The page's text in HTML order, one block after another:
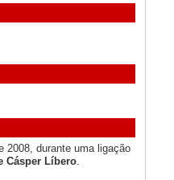
2008, durante uma ligação
Cásper Líbero.